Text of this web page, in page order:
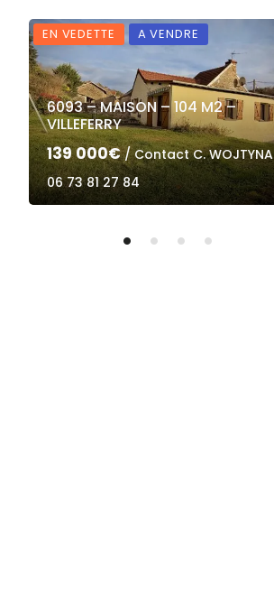
EN VEDETTE A VENDRE
6093 – MAISON – 104 M2 –
VILLEFERRY
139 000€ / Contact C. WOJTYNA
06 73 81 27 84